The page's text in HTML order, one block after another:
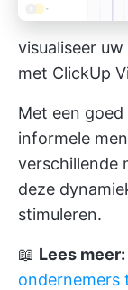
visualiseer
met ClickUp
Met een
informele
verschillende
deze
stimuleren.
📖 Lees meer:
ondernemers